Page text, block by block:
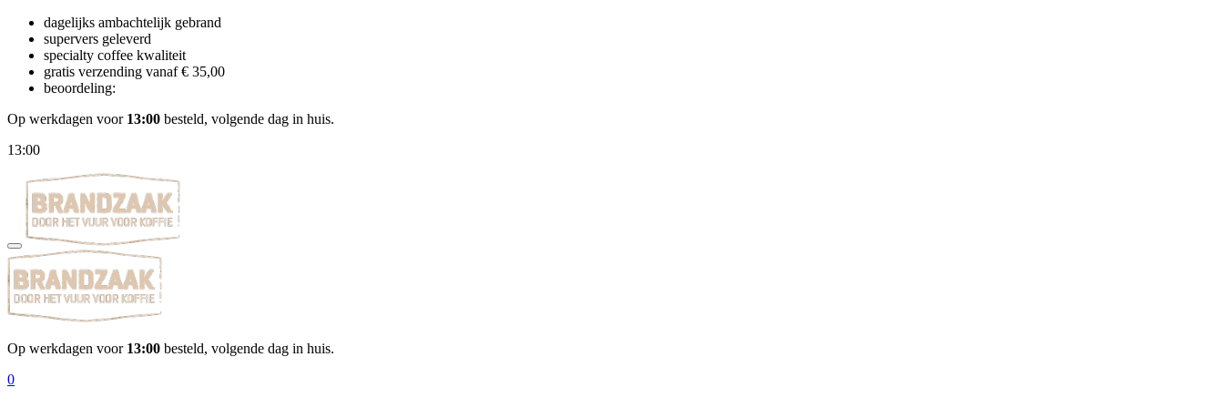
dagelijks ambachtelijk gebrand
supervers geleverd
specialty coffee kwaliteit
gratis verzending vanaf € 35,00
beoordeling:
Op werkdagen voor 13:00 besteld, volgende dag in huis.
13:00
Op werkdagen voor 13:00 besteld, volgende dag in huis.
0